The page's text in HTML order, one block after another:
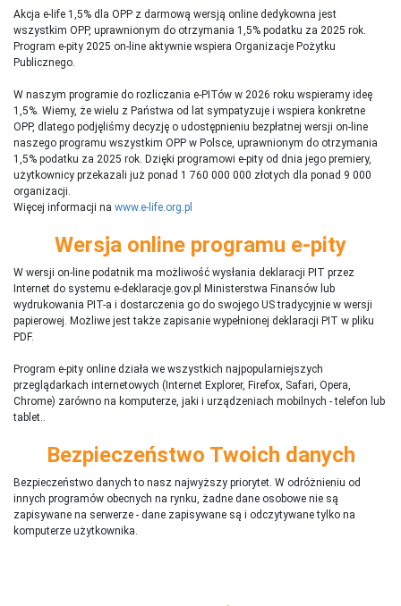
Akcja e-life 1,5% dla OPP z darmową wersją online dedykowna jest
wszystkim OPP, uprawnionym do otrzymania 1,5% podatku za 2025 rok.
Program e-pity 2025 on-line aktywnie wspiera Organizacje Pożytku
Publicznego.
W naszym programie do rozliczania e-PITów w 2026 roku wspieramy ideę
1,5%. Wiemy, że wielu z Państwa od lat sympatyzuje i wspiera konkretne
OPP, dlatego podjęliśmy decyzję o udostępnieniu bezpłatnej wersji on-line
naszego programu wszystkim OPP w Polsce, uprawnionym do otrzymania
1,5% podatku za 2025 rok. Dzięki programowi e-pity od dnia jego premiery,
użytkownicy przekazali już ponad 1 760 000 000 złotych dla ponad 9 000
organizacji.
Więcej informacji na www.e-life.org.pl
Wersja online programu e-pity
W wersji on-line podatnik ma możliwość wysłania deklaracji PIT przez
Internet do systemu e-deklaracje.gov.pl Ministerstwa Finansów lub
wydrukowania PIT-a i dostarczenia go do swojego US tradycyjnie w wersji
papierowej. Możliwe jest także zapisanie wypełnionej deklaracji PIT w pliku
PDF.
Program e-pity online działa we wszystkich najpopularniejszych
przeglądarkach internetowych (Internet Explorer, Firefox, Safari, Opera,
Chrome) zarówno na komputerze, jaki i urządzeniach mobilnych - telefon lub
tablet..
Bezpieczeństwo Twoich danych
Bezpieczeństwo danych to nasz najwyższy priorytet. W odróżnieniu od
innych programów obecnych na rynku, żadne dane osobowe nie są
zapisywane na serwerze - dane zapisywane są i odczytywane tylko na
komputerze użytkownika.